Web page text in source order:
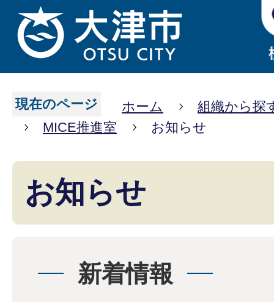
現在のページ ホーム
組織から探
MICE推進室
お知らせ
お知らせ
新着情報